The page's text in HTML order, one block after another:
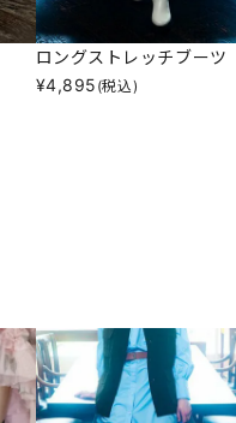
ロングストレッチブーツ
¥4,895 (税込)